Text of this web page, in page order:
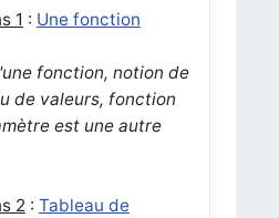
1 : Une fonction
fonction, notion de
de valeurs, fonction
est une autre
2: Tableau de